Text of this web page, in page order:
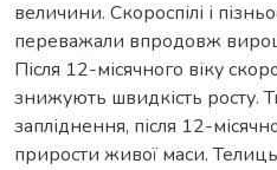
величини. Скороспілі і
переважали впродовж
Після 12-місячного віку
знижують швидкість росту.
запліднення, після 12-
прирости живої маси.